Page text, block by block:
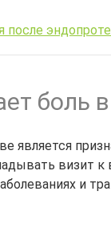
после
боль
является
визит
и